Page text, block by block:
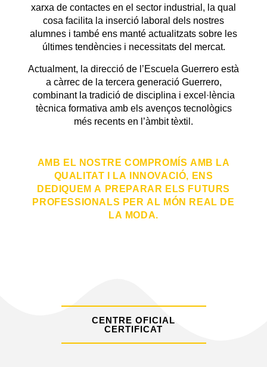
xarxa de contactes en el sector industrial, la qual
cosa facilita la inserció laboral dels nostres
alumnes i també ens manté actualitzats sobre les
últimes tendències i necessitats del mercat.
Actualment, la direcció de l’Escuela Guerrero està
a càrrec de la tercera generació Guerrero,
combinant la tradició de disciplina i excel·lència
tècnica formativa amb els avenços tecnològics
més recents en l’àmbit tèxtil.
AMB EL NOSTRE COMPROMÍS AMB LA
QUALITAT I LA INNOVACIÓ, ENS
DEDIQUEM A PREPARAR ELS FUTURS
PROFESSIONALS PER AL MÓN REAL DE
LA MODA.
CENTRE OFICIAL
CERTIFICAT